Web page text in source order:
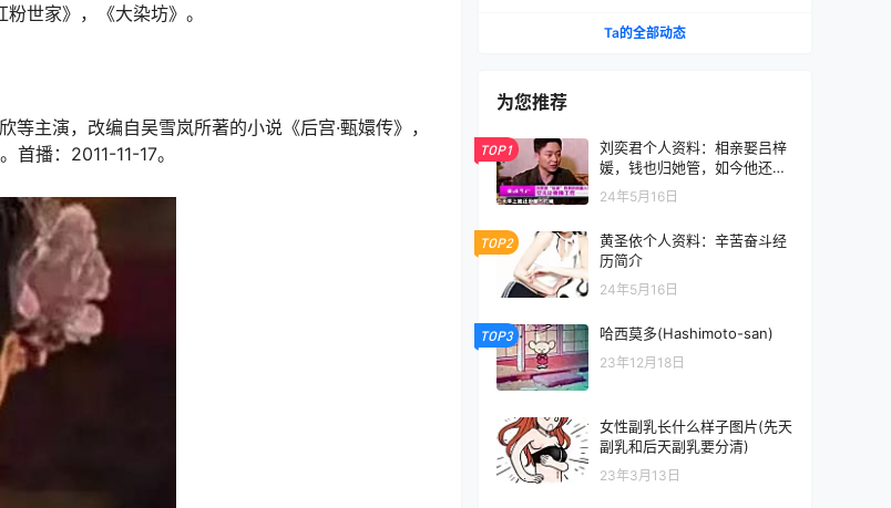
世家》，《大染坊》。
主演，改编自吴雪岚所著的小说《后宫·甄嬛传》，
播：2011-11-17。
Ta的全部动态
为您推荐
TOP1
刘奕君个人资料：相亲娶吕梓
媛，钱也归她管，如今他还好
吗？
24年5月16日
TOP2
黄圣依个人资料：辛苦奋斗经
历简介
24年5月16日
TOP3 哈西莫多(Hashimoto-san)
23年12月18日
女性副乳长什么样子图片(先天
副乳和后天副乳要分清)
23年3月13日